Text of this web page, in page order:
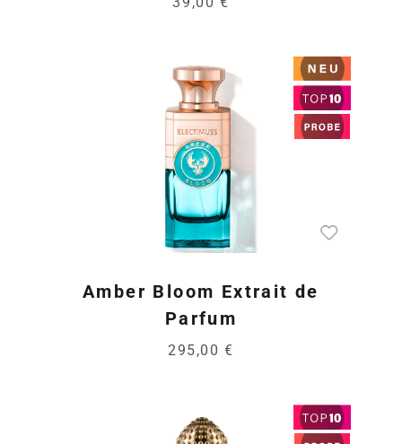
Amber Bloom Extrait de
Parfum
295,00 €